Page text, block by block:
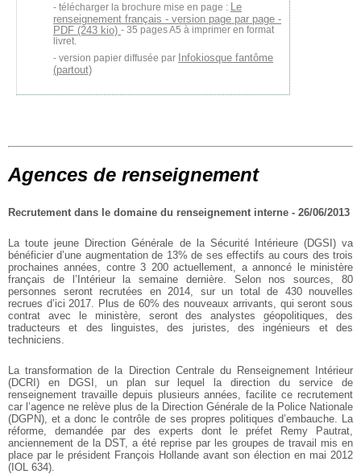
télécharger la brochure mise en page : Le
renseignement français - version page par page -
PDF (243 kio) - 35 pages A5 à imprimer en format
livret.
version papier diffusée par Infokiosque fantôme
(partout)
Agences de renseignement
Recrutement dans le domaine du renseignement interne - 26/06/2013
La toute jeune Direction Générale de la Sécurité Intérieure (DGSI) va
bénéficier d’une augmentation de 13% de ses effectifs au cours des trois
prochaines années, contre 3 200 actuellement, a annoncé le ministère
français de l’Intérieur la semaine dernière. Selon nos sources, 80
personnes seront recrutées en 2014, sur un total de 430 nouvelles
recrues d’ici 2017. Plus de 60% des nouveaux arrivants, qui seront sous
contrat avec le ministère, seront des analystes géopolitiques, des
traducteurs et des linguistes, des juristes, des ingénieurs et des
techniciens.
La transformation de la Direction Centrale du Renseignement Intérieur
(DCRI) en DGSI, un plan sur lequel la direction du service de
renseignement travaille depuis plusieurs années, facilite ce recrutement
car l’agence ne relève plus de la Direction Générale de la Police Nationale
(DGPN), et a donc le contrôle de ses propres politiques d’embauche. La
réforme, demandée par des experts dont le préfet Remy Pautrat,
anciennement de la DST, a été reprise par les groupes de travail mis en
place par le président François Hollande avant son élection en mai 2012
(IOL 634).